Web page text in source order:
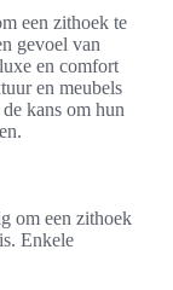
een zithoek te
gevoel van
en comfort
en meubels
kans om hun
om een zithoek
Enkele